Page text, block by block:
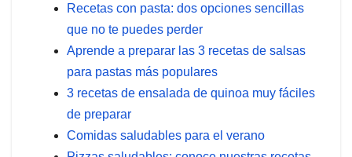
Recetas con pasta: dos opciones sencillas
que no te puedes perder
Aprende a preparar las 3 recetas de salsas
para pastas más populares
3 recetas de ensalada de quinoa muy fáciles
de preparar
Comidas saludables para el verano